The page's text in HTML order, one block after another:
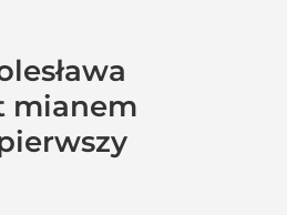
mianem